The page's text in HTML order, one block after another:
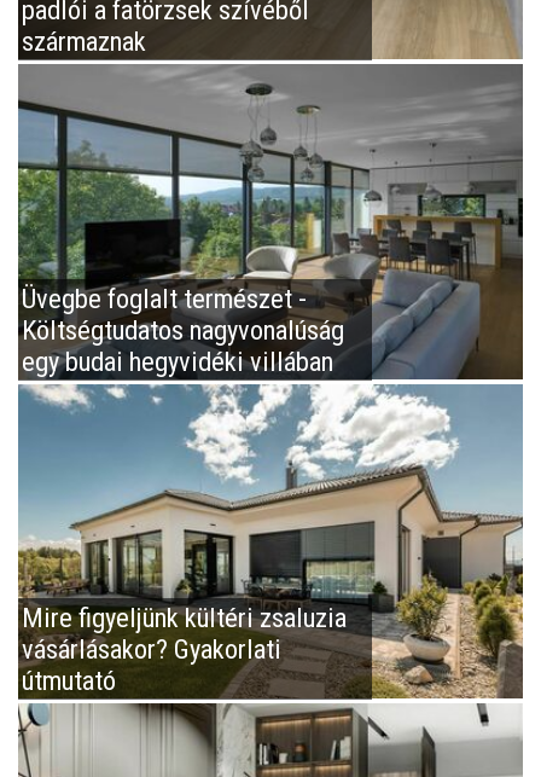
padlói a fatörzsek szívéből
származnak
Üvegbe foglalt természet -
Költségtudatos nagyvonalúság
egy budai hegyvidéki villában
Mire figyeljünk kültéri zsaluzia
vásárlásakor? Gyakorlati
útmutató